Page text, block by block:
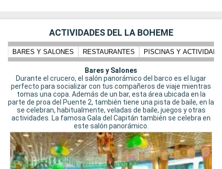
ACTIVIDADES DEL LA BOHEME
BARES Y SALONES RESTAURANTES PISCINAS Y
Bares y Salones
Durante el crucero, el salón panorámico del barco es el lugar
perfecto para socializar con tus compañeros de viaje mientras
tomas una copa. Además de un bar, esta área ubicada en la
parte de proa del Puente 2, también tiene una pista de baile, en la
se celebran, habitualmente, veladas de baile, juegos y otras
actividades. La famosa Gala del Capitán también se celebra en
este salón panorámico.